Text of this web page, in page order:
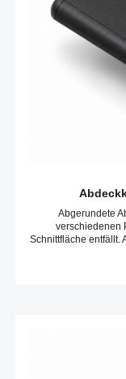
Abgerundete
verschiedenen
Schnittfläche entfällt.